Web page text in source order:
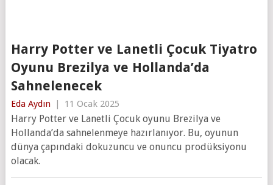
Harry Potter ve Lanetli Çocuk Tiyatro
Oyunu Brezilya ve Hollanda’da
Sahnelenecek
Eda Aydın | 11 Ocak 2025
Harry Potter ve Lanetli Çocuk oyunu Brezilya ve
Hollanda’da sahnelenmeye hazırlanıyor. Bu, oyunun
dünya çapındaki dokuzuncu ve onuncu prodüksiyonu
olacak.